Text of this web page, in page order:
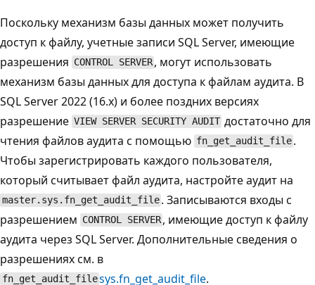
Поскольку механизм базы данных может получить
доступ к файлу, учетные записи SQL Server, имеющие
разрешения CONTROL SERVER , могут использовать
механизм базы данных для доступа к файлам аудита. В
SQL Server 2022 (16.x) и более поздних версиях
разрешение VIEW SERVER SECURITY AUDIT достаточно для
чтения файлов аудита с помощью fn_get_audit_file .
Чтобы зарегистрировать каждого пользователя,
который считывает файл аудита, настройте аудит на
master.sys.fn_get_audit_file . Записываются входы с
разрешением CONTROL SERVER , имеющие доступ к файлу
аудита через SQL Server. Дополнительные сведения о
разрешениях см. в
fn_get_audit_filesys.fn_get_audit_file.